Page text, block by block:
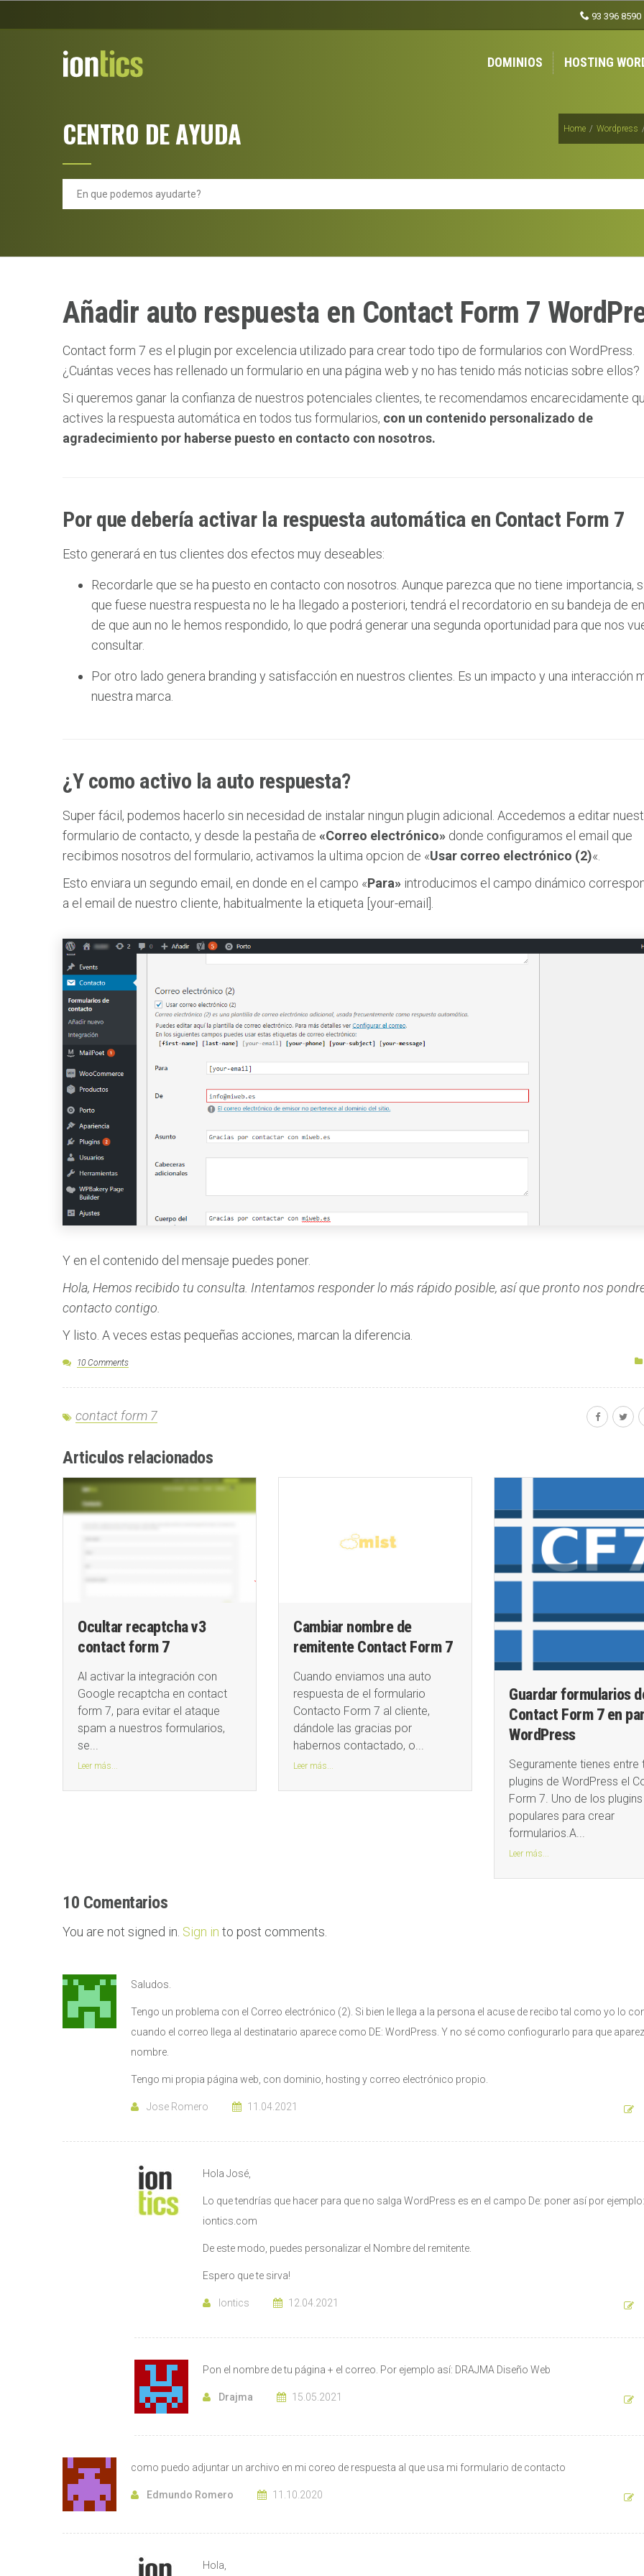
93 396 8590
DOMINIOS HOSTING
CENTRO DE AYUDA Home / Wordpress
Añadir auto respuesta en Contact Form 7
Contact form 7 es el plugin por excelencia utilizado para crear todo tipo de formularios con WordPress.
¿Cuántas veces has rellenado un formulario en una página web y no has tenido más noticias sobre ellos?
Si queremos ganar la confianza de nuestros potenciales clientes, te recomendamos encarecidamente
actives la respuesta automática en todos tus formularios, con un contenido personalizado de
agradecimiento por haberse puesto en contacto con nosotros.
Por que debería activar la respuesta automática en Contact Form 7
Esto generará en tus clientes dos efectos muy deseables:
Recordarle que se ha puesto en contacto con nosotros. Aunque parezca que no tiene importancia,
que fuese nuestra respuesta no le ha llegado a posteriori, tendrá el recordatorio en su bandeja de
de que aun no le hemos respondido, lo que podrá generar una segunda oportunidad para que nos
consultar.
Por otro lado genera branding y satisfacción en nuestros clientes. Es un impacto y una interacción
nuestra marca.
¿Y como activo la auto respuesta?
Super fácil, podemos hacerlo sin necesidad de instalar ningun plugin adicional. Accedemos a editar
formulario de contacto, y desde la pestaña de «Correo electrónico» donde configuramos el email que
recibimos nosotros del formulario, activamos la ultima opcion de «Usar correo electrónico (2)«.
Esto enviara un segundo email, en donde en el campo «Para» introducimos el campo dinámico
a el email de nuestro cliente, habitualmente la etiqueta [your-email].
Y en el contenido del mensaje puedes poner.
Hola, Hemos recibido tu consulta. Intentamos responder lo más rápido posible, así que pronto nos
contacto contigo.
Y listo. A veces estas pequeñas acciones, marcan la diferencia.
10 Comments
contact form 7
Articulos relacionados
Ocultar recaptcha v3
contact form 7
Al activar la integración con
Google recaptcha en contact
form 7, para evitar el ataque
spam a nuestros formularios,
se...
Leer más...
Cambiar nombre de
remitente Contact Form 7
Cuando enviamos una auto
respuesta de el formulario
Contacto Form 7 al cliente,
dándole las gracias por
habernos contactado, o...
Leer más...
Guardar formularios
Contact Form 7 en
WordPress
Seguramente tienes entre
plugins de WordPress el
Form 7. Uno de los
populares para crear
formularios.A...
Leer más...
10 Comentarios
You are not signed in. Sign in to post comments.
Saludos.
Tengo un problema con el Correo electrónico (2). Si bien le llega a la persona el acuse de recibo tal como yo lo
cuando el correo llega al destinatario aparece como DE: WordPress. Y no sé como confiogurarlo para que
nombre.
Tengo mi propia página web, con dominio, hosting y correo electrónico propio.
Jose Romero 11.04.2021
Hola José,
Lo que tendrías que hacer para que no salga WordPress es en el campo De: poner así por ejemplo:
iontics.com
De este modo, puedes personalizar el Nombre del remitente.
Espero que te sirva!
Iontics 12.04.2021
Pon el nombre de tu página + el correo. Por ejemplo así: DRAJMA Diseño Web
Drajma 15.05.2021
como puedo adjuntar un archivo en mi coreo de respuesta al que usa mi formulario de contacto
Edmundo Romero 11.10.2020
Hola,